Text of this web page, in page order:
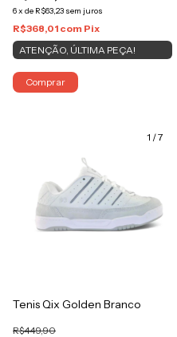
6x de R$63,23 sem juros
R$368,01 com Pix
ATENÇÃO, ÚLTIMA PEÇA!
Comprar
1 /7
Tenis Qix Golden Branco
R$449,90